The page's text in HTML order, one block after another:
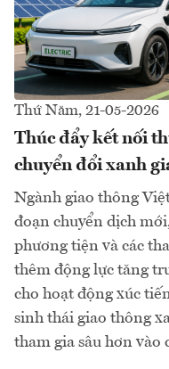
Thứ Năm, 21-05-2026
Thúc đẩy kết nối
chuyển đổi xanh
Ngành giao thông
đoạn chuyển dịch
phương tiện và các
thêm động lực tăng
cho hoạt động xúc
sinh thái giao thông
tham gia sâu hơn